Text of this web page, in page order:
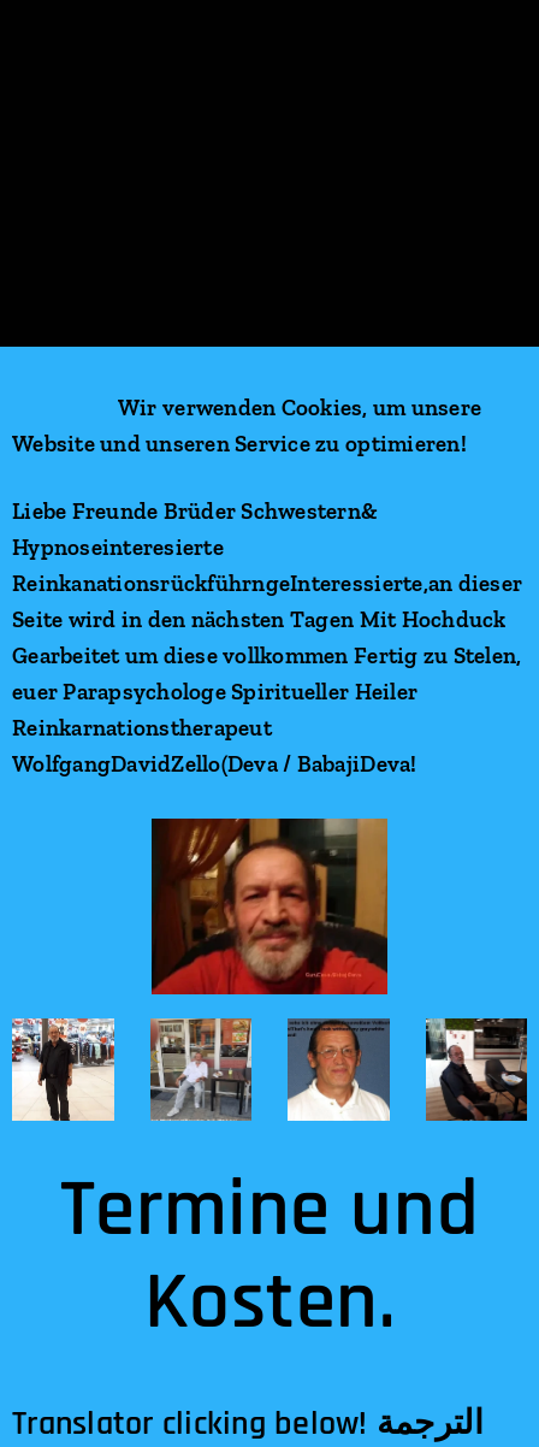
Wir verwenden Cookies, um unsere
Website und unseren Service zu optimieren!
Liebe Freunde Brüder Schwestern&
Hypnoseinteresierte
ReinkanationsrückführngeInteressierte,an dieser
Seite wird in den nächsten Tagen Mit Hochduck
Gearbeitet um diese vollkommen Fertig zu Stelen,
euer Parapsychologe Spiritueller Heiler
Reinkarnationstherapeut
WolfgangDavidZello(Deva / BabajiDeva!
Termine und
Kosten.
Translator clicking below! الترجمة